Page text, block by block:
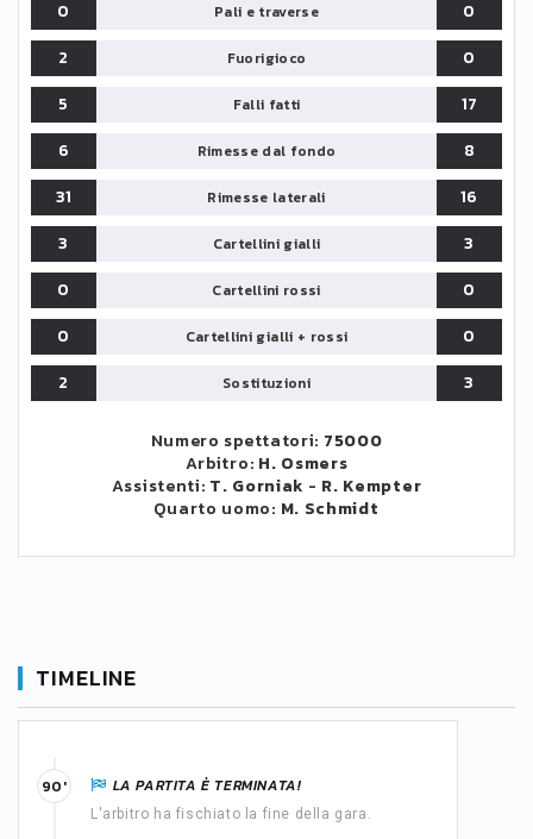
0 Pali e traverse
0
2
Fuorigioco
0
5
Falli fatti
17
6
Rimesse dal fondo
8
31
Rimesse laterali
16
3
Cartellini gialli
3
0
Cartellini rossi
0
0
Cartellini gialli + rossi
0
2
Sostituzioni 3
Numero spettatori: 75000
Arbitro: H. Osmers
Assistenti: T. Gorniak - R. Kempter
Quarto uomo: M. Schmidt
TIMELINE
LA PARTITA È TERMINATA!
L'arbitro ha fischiato la fine della gara.
90'